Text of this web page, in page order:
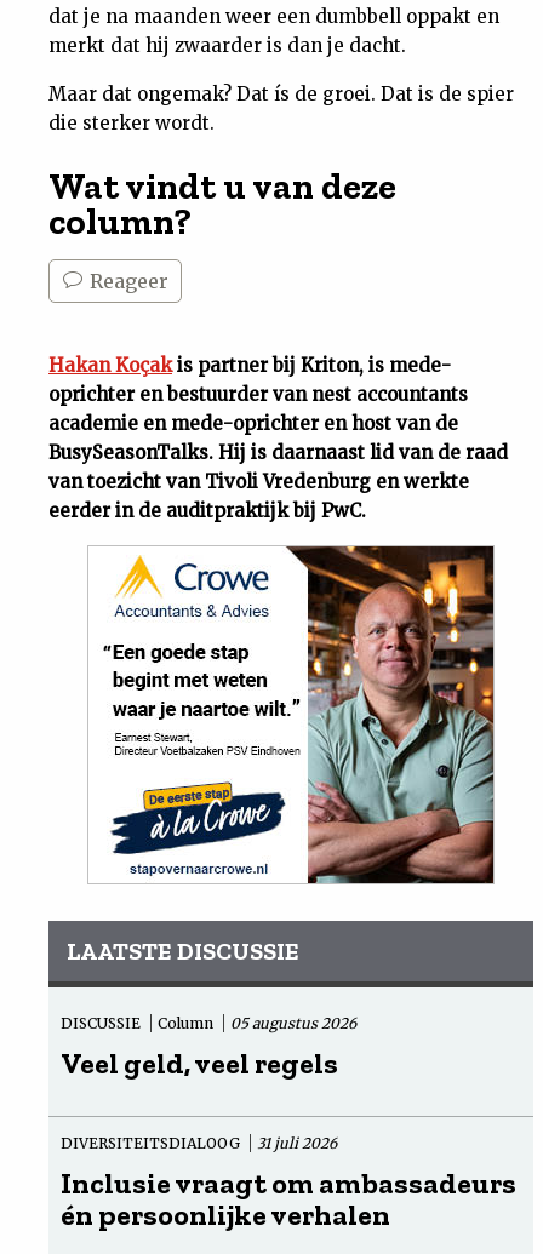
dat je na maanden weer een dumbbell oppakt en
merkt dat hij zwaarder is dan je dacht.
Maar dat ongemak? Dat ís de groei. Dat is de spier
die sterker wordt.
Wat vindt u van deze
column?
Reageer
Hakan Koçakis partner bij Kriton, is mede-
oprichter en bestuurder van nest accountants
academie en mede-oprichter en host van de
BusySeasonTalks. Hij is daarnaast lid van de raad
van toezicht van Tivoli Vredenburg en werkte
eerder in de auditpraktijk bij PwC.
LAATSTE DISCUSSIE
DISCUSSIE Column 05 augustus 2026
Veel geld, veel regels
DIVERSITEITSDIALOOG 31 juli 2026
Inclusie vraagt om ambassadeurs
én persoonlijke verhalen